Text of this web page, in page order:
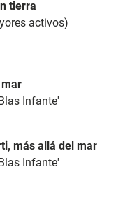
tierra
activos)
Infante'
más allá del mar
Infante'